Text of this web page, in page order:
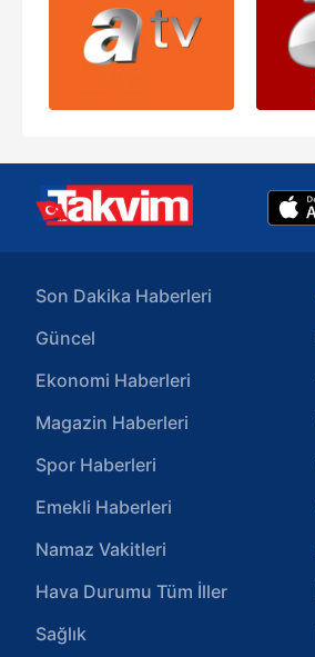
Son Dakika Haberleri
Güncel
Ekonomi Haberleri
Magazin Haberleri
Spor Haberleri
Emekli Haberleri
Namaz Vakitleri
Hava Durumu Tüm İller
Sağlık